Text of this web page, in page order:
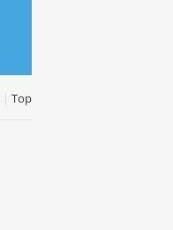
| Top